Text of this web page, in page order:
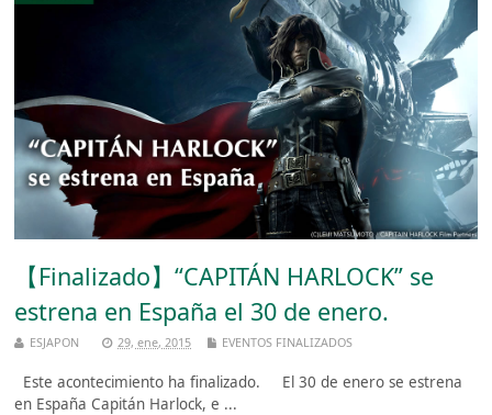
【Finalizado】“CAPITÁN HARLOCK” se
estrena en España el 30 de enero.
ESJAPON 29, ene, 2015 EVENTOS FINALIZADOS
Este acontecimiento ha finalizado. El 30 de enero se estrena
en España Capitán Harlock, e ...